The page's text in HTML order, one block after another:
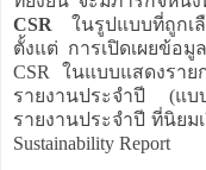
CSR ในรูปแบบที่ถูกเ
ตั้งแต่ การเปิดเผยข้อ
CSR ในแบบแสดงรา
รายงานประจำปี (แ
รายงานประจำปี ที่นิยม
Sustainability Report